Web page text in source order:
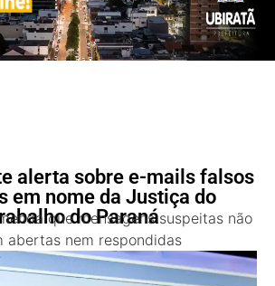
alerta sobre e-mails falsos
em nome da Justiça do
do Paraná
que mensagens suspeitas não
abertas nem respondidas